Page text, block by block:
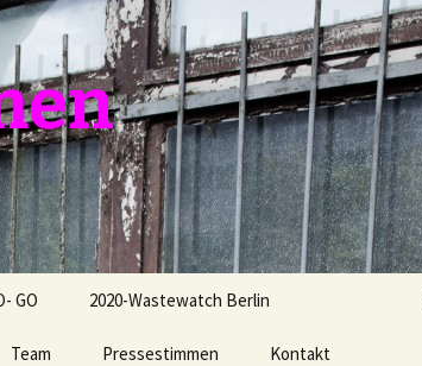
GO 2020-Wastewatch Berlin
Team Pressestimmen Kontakt